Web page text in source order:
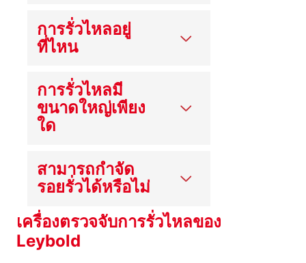
การรั่วไหลอยู่
ที่ไหน
การรั่วไหลมี
ขนาดใหญ่เพียง
ใด
สามารถกําจัด
รอยรั่วได้หรือไม่
เครื่องตรวจจับการรั่วไหลของ
Leybold